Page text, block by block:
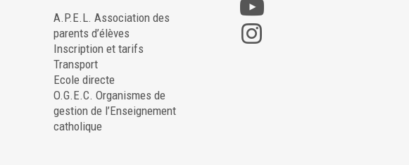
A.P.E.L. Association des
parents d’élèves
Inscription et tarifs
Transport
Ecole directe
O.G.E.C. Organismes de
gestion de l’Enseignement
catholique